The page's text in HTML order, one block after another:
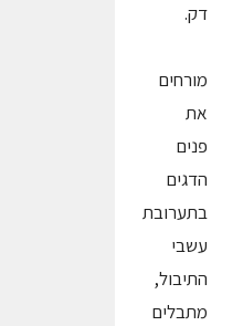
דק.
מורחים
את
פנים
הדגים
בתערובת
עשבי
התיבול,
מתבלים